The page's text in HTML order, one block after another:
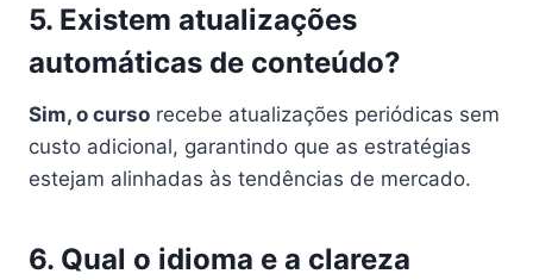
5. Existem atualizações
automáticas de conteúdo?
Sim, o curso recebe atualizações periódicas sem
custo adicional, garantindo que as estratégias
estejam alinhadas às tendências de mercado.
6. Qual o idioma e a clareza